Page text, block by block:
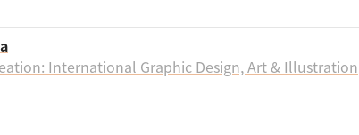
International Graphic Design, Art & Illustration